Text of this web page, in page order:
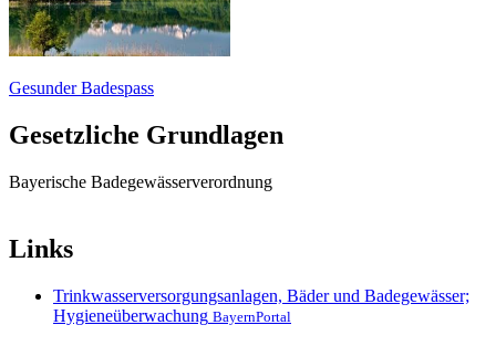
Gesunder Badespass
Gesetzliche Grundlagen
Bayerische Badegewässerverordnung
Links
Trinkwasserversorgungsanlagen, Bäder und Badegewässer;
Hygieneüberwachung BayernPortal